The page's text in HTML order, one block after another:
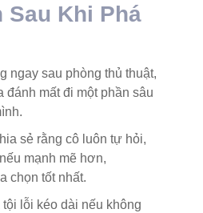
Sau Khi Phá
ngay sau phòng thủ thuật,
đánh mất đi một phần sâu
sẻ rằng cô luôn tự hỏi,
mạnh mẽ hơn,
chọn tốt nhất.
lỗi kéo dài nếu không